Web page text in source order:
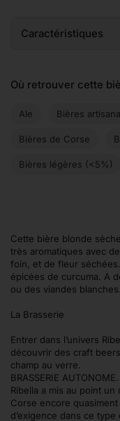
Caractéristiques
Où retrouver cette
Ale Bières
Bières de Corse
Bières légères (<5%)
Cette bière blonde
très aromatiques avec
foin, et de fleur
épicées de curcuma. A
ou des viandes blanches.
La Brasserie
Entrer dans l’univers
découvrir des craft
champ au verre.
BRASSERIE
Ribella a mis au point
Corse encore
d’exigence dans ce